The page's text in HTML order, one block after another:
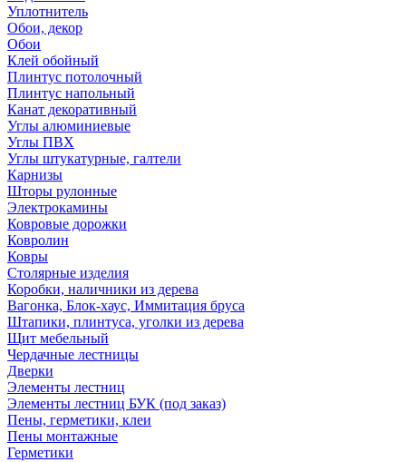
Уплотнитель
Обои, декор
Обои
Клей обойный
Плинтус потолочный
Плинтус напольный
Канат декоративный
Углы алюминиевые
Углы ПВХ
Углы штукатурные, галтели
Карнизы
Шторы рулонные
Электрокамины
Ковровые дорожки
Ковролин
Ковры
Столярные изделия
Коробки, наличники из дерева
Вагонка, Блок-хаус, Иммитация бруса
Штапики, плинтуса, уголки из дерева
Щит мебельный
Чердачные лестницы
Дверки
Элементы лестниц
Элементы лестниц БУК (под заказ)
Пены, герметики, клеи
Пены монтажные
Герметики